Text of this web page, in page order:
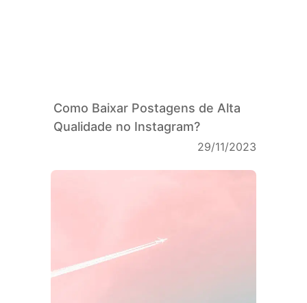
Como Baixar Postagens de Alta
Qualidade no Instagram?
29/11/2023